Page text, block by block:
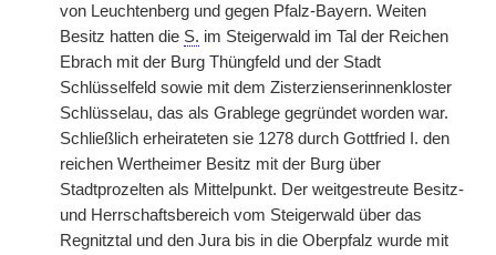
von Leuchtenberg und gegen Pfalz-Bayern. Weiten
Besitz hatten die S. im Steigerwald im Tal der Reichen
Ebrach mit der Burg Thüngfeld und der Stadt
Schlüsselfeld sowie mit dem Zisterzienserinnenkloster
Schlüsselau, das als Grablege gegründet worden war.
Schließlich erheirateten sie 1278 durch Gottfried I. den
reichen Wertheimer Besitz mit der Burg über
Stadtprozelten als Mittelpunkt. Der weitgestreute Besitz-
und Herrschaftsbereich vom Steigerwald über das
Regnitztal und den Jura bis in die Oberpfalz wurde mit